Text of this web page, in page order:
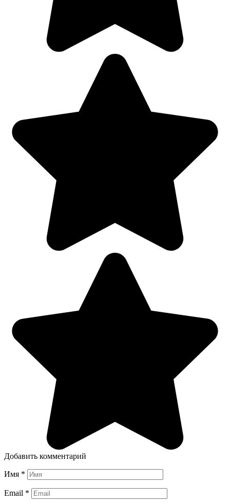
Добавить комментарий
Имя *
Email *